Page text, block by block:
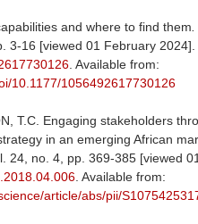
and where to find them
3-16 [viewed 01 February 2024].
. Available from:
10.1177/1056492617730126
T.C. Engaging stakeholders
in an emerging African
24, no. 4, pp. 369-385 [viewed
. Available from:
article/abs/pii/